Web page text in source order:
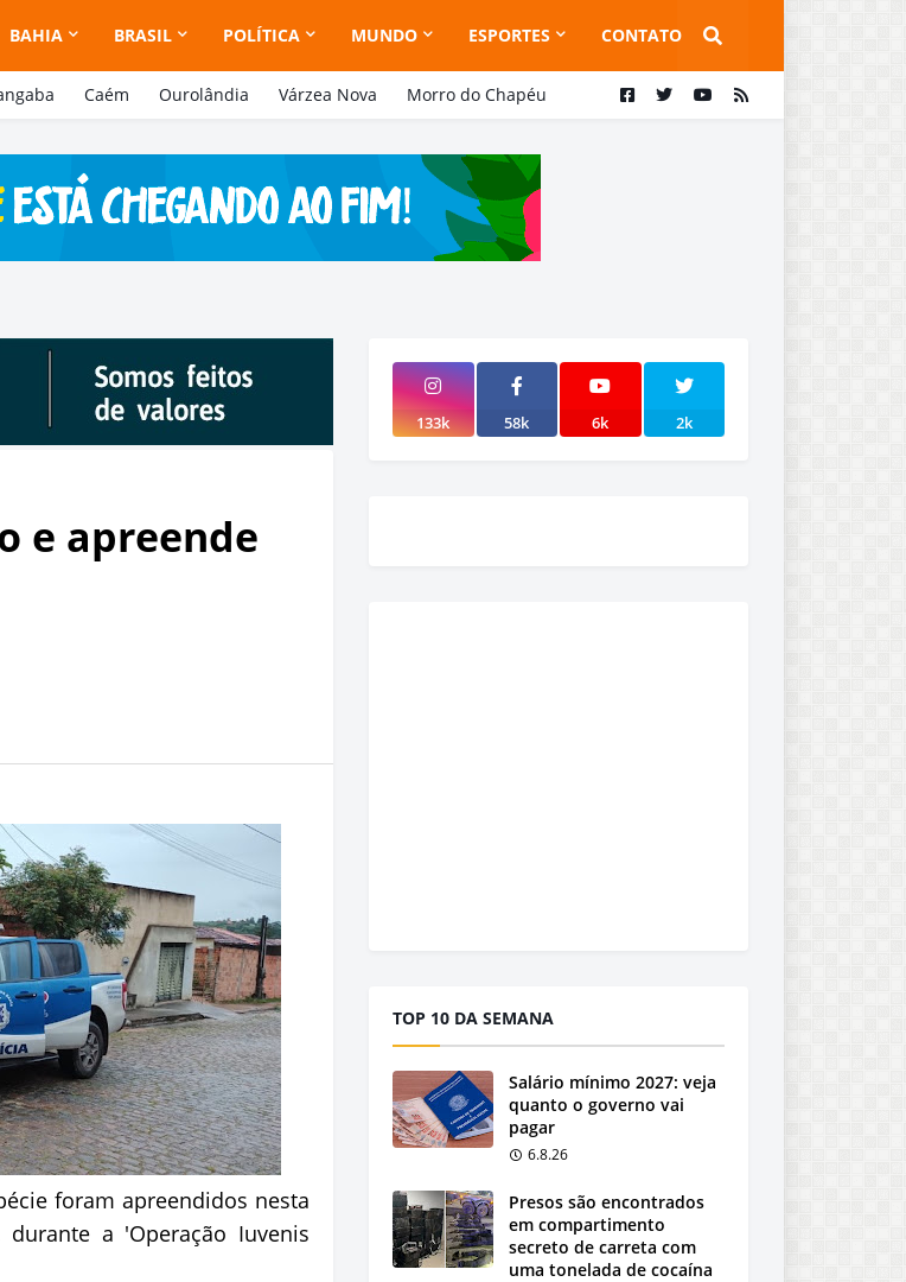
BAHIA BRASIL POLÍTICA MUNDO ESPORTES CONTATO
Caém Ourolândia Várzea Nova Morro do Chapéu
e apreende
foram apreendidos nesta
a 'Operação Iuvenis
133k 58k 6k 2k
TOP 10 DA SEMANA
Salário mínimo 2027: veja
quanto o governo vai
pagar
6.8.26
Presos são encontrados
em compartimento
secreto de carreta com
uma tonelada de cocaína